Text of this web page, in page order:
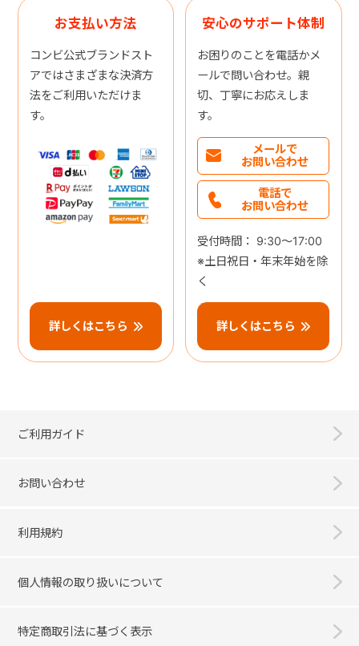
お支払い方法
コンビ公式ブランドスト
アではさまざまな決済方
法をご利用いただけま
す。
詳しくはこちら
安心のサポート体制
お困りのことを電話かメ
ールで問い合わせ。親
切、丁寧にお応えしま
す。
メールで
お問い合わせ
電話で
お問い合わせ
受付時間： 9:30～17:00
※土日祝日・年末年始を除
く
詳しくはこちら
ご利用ガイド
お問い合わせ
利用規約
個人情報の取り扱いについて
特定商取引法に基づく表示